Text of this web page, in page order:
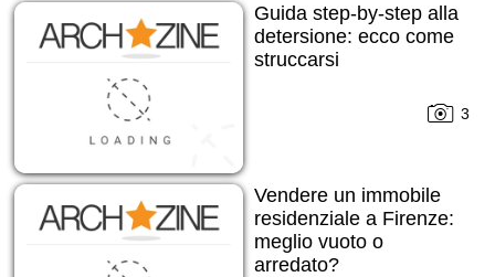
Guida step-by-step alla
detersione: ecco come
struccarsi
3
Vendere un immobile
residenziale a Firenze:
meglio vuoto o
arredato?